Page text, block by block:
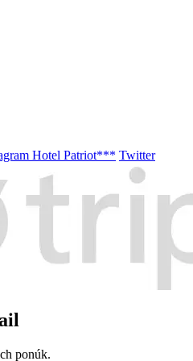
Hotel Patriot*** Twitter
ponúk.